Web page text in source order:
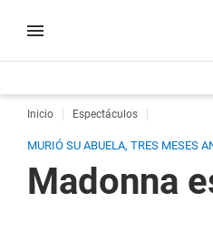
Inicio Espectáculos
MURIÓ SU ABUELA, TRES MESES
Madonna